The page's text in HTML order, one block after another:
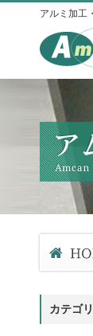
アルミ加工
カテゴ